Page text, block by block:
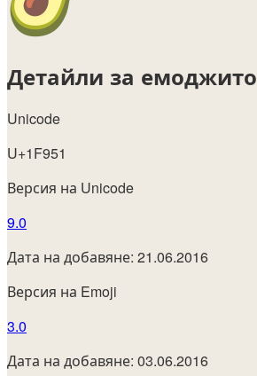
Детайли за емоджито
Unicode
U+1F951
Версия на Unicode
9.0
Дата на добавяне: 21.06.2016
Версия на Emoji
3.0
Дата на добавяне: 03.06.2016